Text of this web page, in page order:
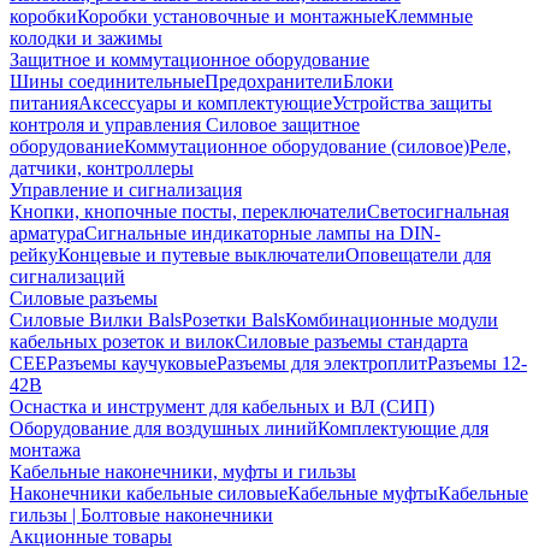
коробкиКоробки установочные и монтажныеКлеммные
колодки и зажимы
Защитное и коммутационное оборудование
Шины соединительныеПредохранителиБлоки
питанияАксессуары и комплектующиеУстройства защиты
контроля и управления Силовое защитное
оборудованиеКоммутационное оборудование (силовое)Реле,
датчики, контроллеры
Управление и сигнализация
Кнопки, кнопочные посты, переключателиСветосигнальная
арматураСигнальные индикаторные лампы на DIN-
рейкуКонцевые и путевые выключателиОповещатели для
сигнализаций
Силовые разъемы
Силовые Вилки BalsРозетки BalsКомбинационные модули
кабельных розеток и вилокСиловые разъемы стандарта
CEEРазъемы каучуковыеРазъемы для электроплитРазъемы 12-
42В
Оснастка и инструмент для кабельных и ВЛ (СИП)
Оборудование для воздушных линийКомплектующие для
монтажа
Кабельные наконечники, муфты и гильзы
Наконечники кабельные силовыеКабельные муфтыКабельные
гильзы | Болтовые наконечники
Акционные товары